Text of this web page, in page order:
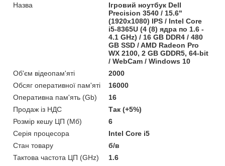
Назва
Ігровий ноутбук Dell
Precision 3540 / 15.6"
(1920x1080) IPS / Intel Core
i5-8365U (4 (8) ядра по 1.6 -
4.1 GHz) / 16 GB DDR4 / 480
GB SSD / AMD Radeon Pro
WX 2100, 2 GB GDDR5, 64-bit
/ WebCam / Windows 10
Об'єм відеопам'яті
2000
Обсяг оперативної пам'яті
16000
Оперативна пам'ять (Gb)
16
Продаж із НДС
Так (+5%)
Розмір кешу ЦП (Мб)
6
Серія процесора
Intel Core i5
Стан товару
б/в
Тактова частота ЦП (GHz)
1.6